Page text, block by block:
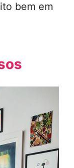
bem em